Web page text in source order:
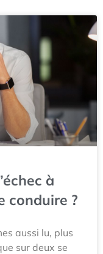
à
conduire ?
aussi lu, plus
sur deux se